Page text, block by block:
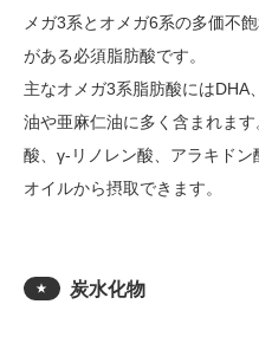
メガ3系とオメガ6系の多価不
がある必須脂肪酸です。
主なオメガ3系脂肪酸にはDHA
油や亜麻仁油に多く含まれま
酸、γ-リノレン酸、アラキド
オイルから摂取できます。
★ 炭水化物